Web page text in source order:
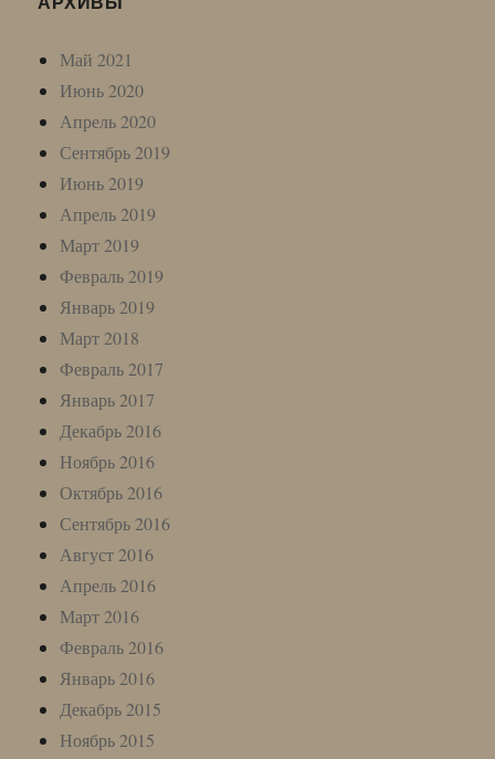
Май 2021
Июнь 2020
Апрель 2020
Сентябрь 2019
Июнь 2019
Апрель 2019
Март 2019
Февраль 2019
Январь 2019
Март 2018
Февраль 2017
Январь 2017
Декабрь 2016
Ноябрь 2016
Октябрь 2016
Сентябрь 2016
Август 2016
Апрель 2016
Март 2016
Февраль 2016
Январь 2016
Декабрь 2015
Ноябрь 2015